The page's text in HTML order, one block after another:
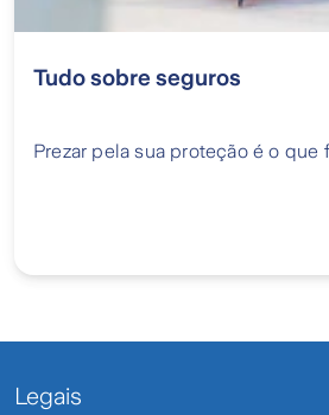
Tudo sobre seguros
Prezar pela sua proteção é o que
Legais